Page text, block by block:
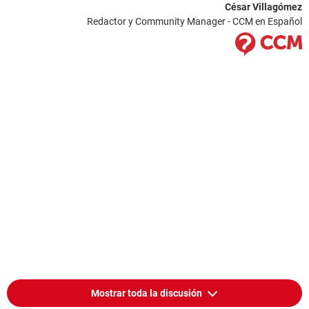
César Villagómez
Redactor y Community Manager - CCM en Español
Mostrar toda la discusión